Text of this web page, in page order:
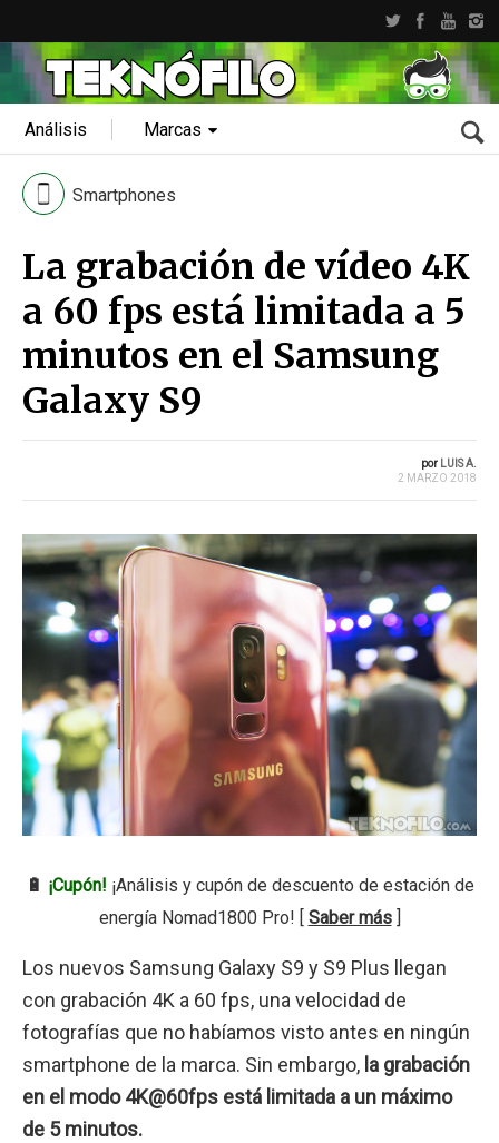
Análisis Marcas
Smartphones
La grabación de vídeo 4K
a 60 fps está limitada a 5
minutos en el Samsung
Galaxy S9
por LUIS A.
2 MARZO 2018
🔋 ¡Cupón! ¡Análisis y cupón de descuento de estación de
energía Nomad1800 Pro! [ Saber más]
Los nuevos Samsung Galaxy S9 y S9 Plus llegan
con grabación 4K a 60 fps, una velocidad de
fotografías que no habíamos visto antes en ningún
smartphone de la marca. Sin embargo, la grabación
en el modo 4K@60fps está limitada a un máximo
de 5 minutos.